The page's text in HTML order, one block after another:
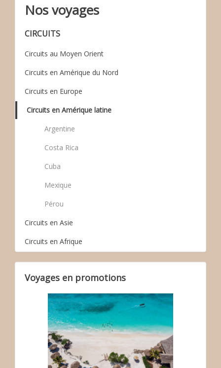
Nos voyages
CIRCUITS
Circuits au Moyen Orient
Circuits en Amérique du Nord
Circuits en Europe
Circuits en Amérique latine
Argentine
Costa Rica
Cuba
Mexique
Pérou
Circuits en Asie
Circuits en Afrique
Voyages en promotions